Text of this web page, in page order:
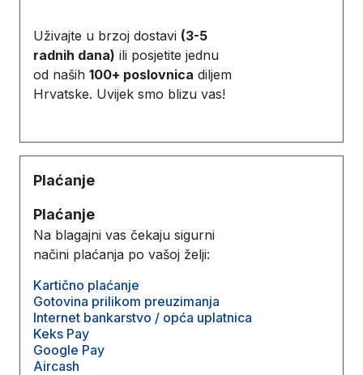
Uživajte u brzoj dostavi (3-5
radnih dana) ili posjetite jednu
od naših 100+ poslovnica diljem
Hrvatske. Uvijek smo blizu vas!
Plaćanje
Plaćanje
Na blagajni vas čekaju sigurni
načini plaćanja po vašoj želji:
Kartično plaćanje
Gotovina prilikom preuzimanja
Internet bankarstvo / opća uplatnica
Keks Pay
Google Pay
Aircash